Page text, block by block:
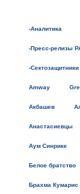
-Аналитика
-Пресс-релизы
-Сектозащитники
Amway
Акбашев
Анастасиевцы
Аум Синрике
Белое братство
Брахма Кумарис